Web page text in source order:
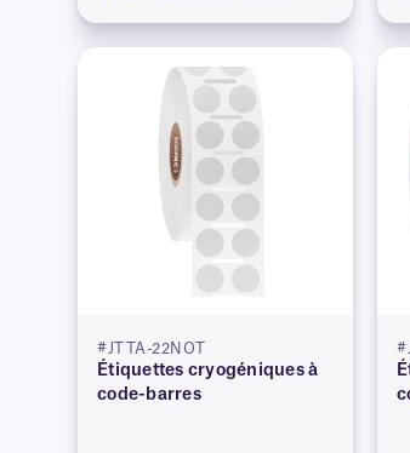
#JTTA-22NOT
Étiquettes cryogéniques à
code-barres